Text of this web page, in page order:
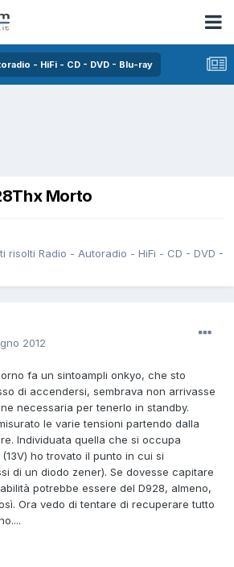
- HiFi - CD - DVD - Blu-ray
Morto
risolti Radio - Autoradio - HiFi - CD - DVD -
2012
fa un sintoampli onkyo, che sto
di accendersi, sembrava non arrivasse
necessaria per tenerlo in standby.
le varie tensioni partendo dalla
Individuata quella che si occupa
ho trovato il punto in cui si
di un diodo zener). Se dovesse capitare
potrebbe essere del D928, almeno,
Ora vedo di tentare di recuperare tutto